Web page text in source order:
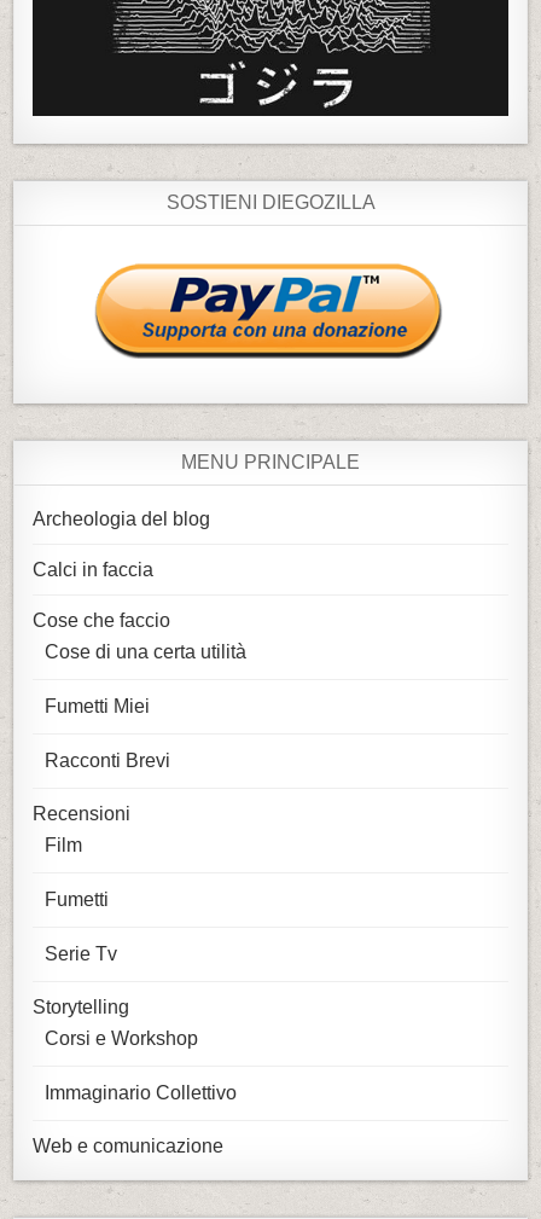
SOSTIENI DIEGOZILLA
MENU PRINCIPALE
Archeologia del blog
Calci in faccia
Cose che faccio
Cose di una certa utilità
Fumetti Miei
Racconti Brevi
Recensioni
Film
Fumetti
Serie Tv
Storytelling
Corsi e Workshop
Immaginario Collettivo
Web e comunicazione